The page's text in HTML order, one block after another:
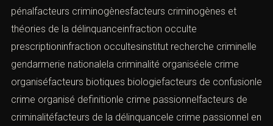
pénalfacteurs criminogènesfacteurs criminogènes et
théories de la délinquanceinfraction occulte
prescriptioninfraction occultesinstitut recherche criminelle
gendarmerie nationalela criminalité organiséele crime
organiséfacteurs biotiques biologiefacteurs de confusionle
crime organisé definitionle crime passionnelfacteurs de
criminalitéfacteurs de la délinquancele crime passionnel en